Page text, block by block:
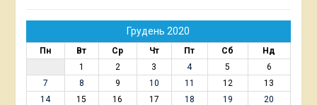
Грудень 2020
Пн Вт Ср Чт Пт Сб
Нд
1
2 3 4 5
6
7
8 9 10 11 12
13
14
15 16 17 18 19
20